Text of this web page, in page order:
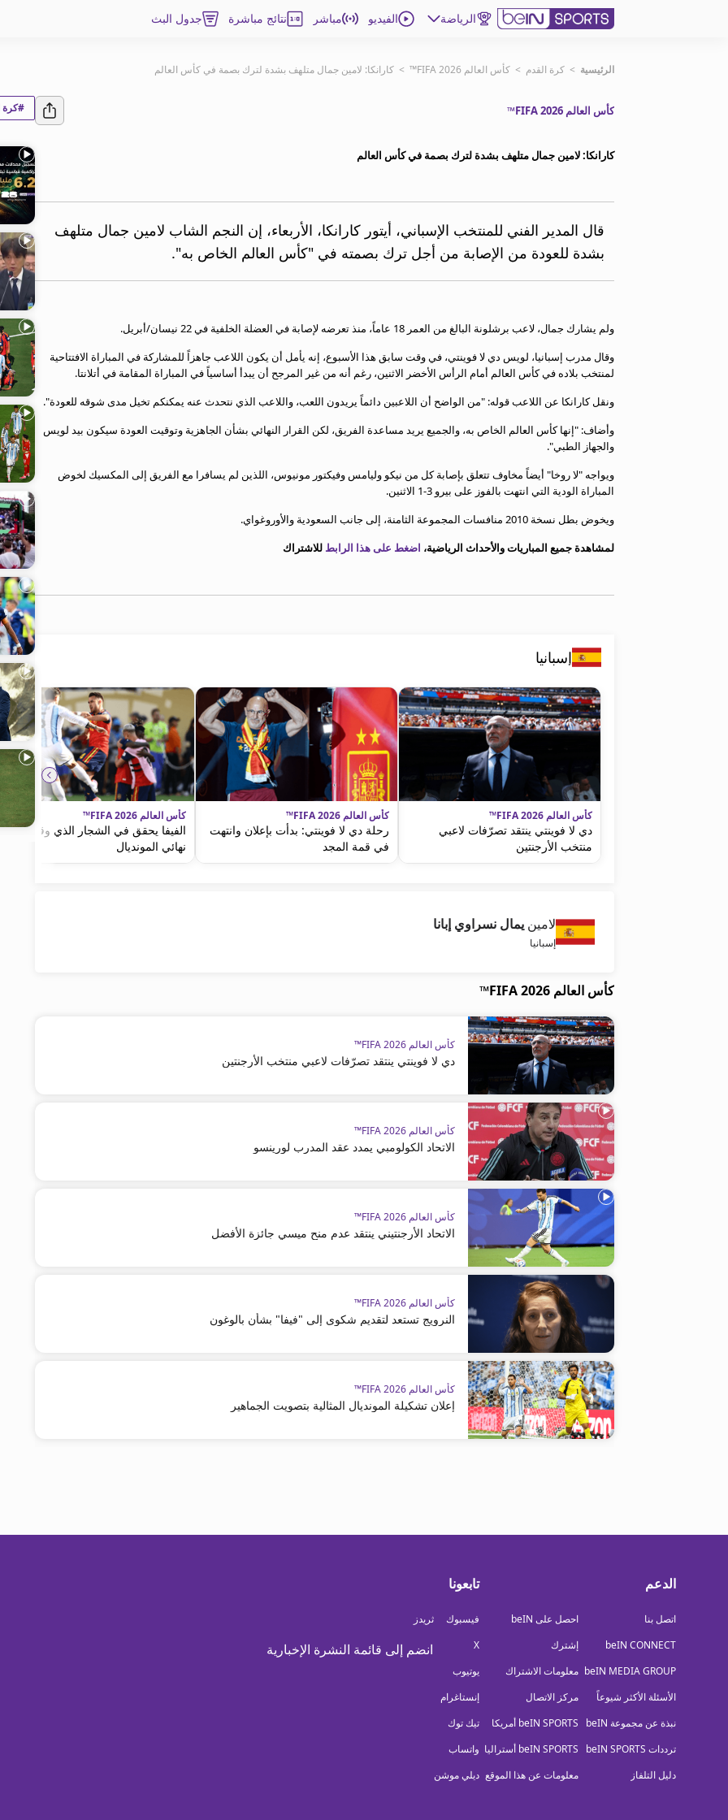
الرياضة الفيديو مباشر نتائج مباشرة جدول البث
اشترك
EN
MENA
إدارة التنبيهات
انضم إلى قائمة النشرة الإخبارية
beIN CONNECT
beIN MEDIA GROUP
الأسئلة الأكثر شيوعاً
معلومات عن هذا الموقع
الرئيسية > كرة القدم > كأس العالم FIFA 2026™ > كارانكا: لامين جمال متلهف بشدة لترك بصمة في كأس العالم
كأس العالم FIFA 2026™
كارانكا: لامين جمال متلهف بشدة لترك بصمة في كأس العالم
قال المدير الفني للمنتخب الإسباني، أيتور كارانكا، الأربعاء، إن النجم الشاب لامين جمال متلهف
بشدة للعودة من الإصابة من أجل ترك بصمته في "كأس العالم الخاص به".
ولم يشارك جمال، لاعب برشلونة البالغ من العمر 18 عاماً، منذ تعرضه لإصابة في العضلة الخلفية في 22 نيسان/أبريل.
وقال مدرب إسبانيا، لويس دي لا فوينتي، في وقت سابق هذا الأسبوع، إنه يأمل أن يكون اللاعب جاهزاً للمشاركة في المباراة الافتتاحية
لمنتخب بلاده في كأس العالم أمام الرأس الأخضر الاثنين، رغم أنه من غير المرجح أن يبدأ أساسياً في المباراة المقامة في أتلانتا.
ونقل كارانكا عن اللاعب قوله: "من الواضح أن اللاعبين دائماً يريدون اللعب، واللاعب الذي نتحدث عنه يمكنكم تخيل مدى شوقه للعودة".
وأضاف: "إنها كأس العالم الخاص به، والجميع يريد مساعدة الفريق، لكن القرار النهائي بشأن الجاهزية وتوقيت العودة سيكون بيد لويس
والجهاز الطبي".
ويواجه "لا روخا" أيضاً مخاوف تتعلق بإصابة كل من نيكو وليامس وفيكتور مونيوس، اللذين لم يسافرا مع الفريق إلى المكسيك لخوض
المباراة الودية التي انتهت بالفوز على بيرو 3-1 الاثنين.
ويخوض بطل نسخة 2010 منافسات المجموعة الثامنة، إلى جانب السعودية والأوروغواي.
لمشاهدة جميع المباريات والأحداث الرياضية، اضغط على هذا الرابط للاشتراك
إسبانيا
كأس العالم FIFA 2026™
دي لا فوينتي ينتقد تصرّفات لاعبي
منتخب الأرجنتين
كأس العالم FIFA 2026™
رحلة دي لا فوينتي: بدأت بإعلان وانتهت
في قمة المجد
كأس العالم FIFA 2026™
الفيفا يحقق في الشجار الذي وقع عقب
نهائي المونديال
لامين يمال نسراوي إبانا
إسبانيا
كأس العالم FIFA 2026™
كأس العالم FIFA 2026™
دي لا فوينتي ينتقد تصرّفات لاعبي منتخب الأرجنتين
كأس العالم FIFA 2026™
الاتحاد الكولومبي يمدد عقد المدرب لورينسو
كأس العالم FIFA 2026™
الاتحاد الأرجنتيني ينتقد عدم منح ميسي جائزة الأفضل
كأس العالم FIFA 2026™
النرويج تستعد لتقديم شكوى إلى "فيفا" بشأن بالوغون
كأس العالم FIFA 2026™
إعلان تشكيلة المونديال المثالية بتصويت الجماهير
#كرة
الدعم
اتصل بنا
beIN CONNECT
beIN MEDIA GROUP
الأسئلة الأكثر شيوعاً
نبذة عن مجموعة beIN
ترددات beIN SPORTS
دليل التلفاز
احصل على beIN
إشترك
معلومات الاشتراك
مركز الاتصال
beIN SPORTS أمريكا
beIN SPORTS أستراليا
معلومات عن هذا الموقع
تابعونا
فيسبوك
X
يوتيوب
إنستاغرام
تيك توك
واتساب
ديلي موشن
ثريدز
انضم إلى قائمة النشرة الإخبارية